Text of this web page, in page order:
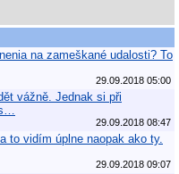
na zameškané udalosti? To
29.09.2018 05:00
vážně. Jednak si při
29.09.2018 08:47
to vidím úplne naopak ako ty.
29.09.2018 09:07